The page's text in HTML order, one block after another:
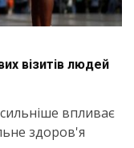
візитів людей
впливає
здоров'я